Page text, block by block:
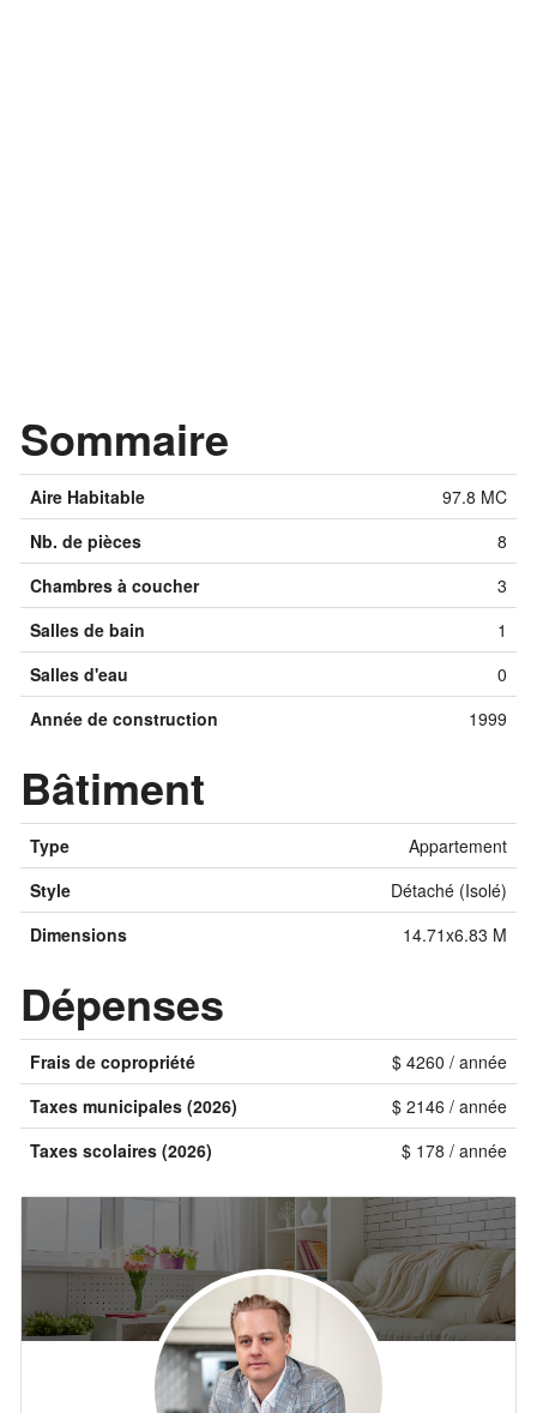
Sommaire
Aire Habitable
97.8 MC
Nb. de pièces
8
Chambres à coucher
3
Salles de bain
1
Salles d'eau
0
Année de construction
1999
Bâtiment
Type
Appartement
Style
Détaché (Isolé)
Dimensions
14.71x6.83 M
Dépenses
Frais de copropriété
$ 4260 / année
Taxes municipales (2026)
$ 2146 / année
Taxes scolaires (2026)
$ 178 / année